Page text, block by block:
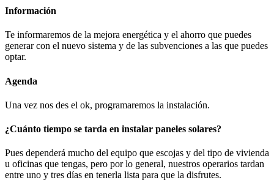
Información
Te informaremos de la mejora energética y el ahorro que puedes
generar con el nuevo sistema y de las subvenciones a las que puedes
optar.
Agenda
Una vez nos des el ok, programaremos la instalación.
¿Cuánto tiempo se tarda en instalar paneles solares?
Pues dependerá mucho del equipo que escojas y del tipo de vivienda
u oficinas que tengas, pero por lo general, nuestros operarios tardan
entre uno y tres días en tenerla lista para que la disfrutes.